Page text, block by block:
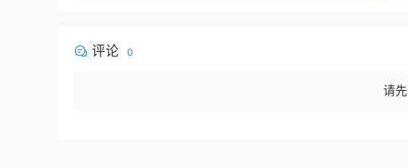
评论 0
请先